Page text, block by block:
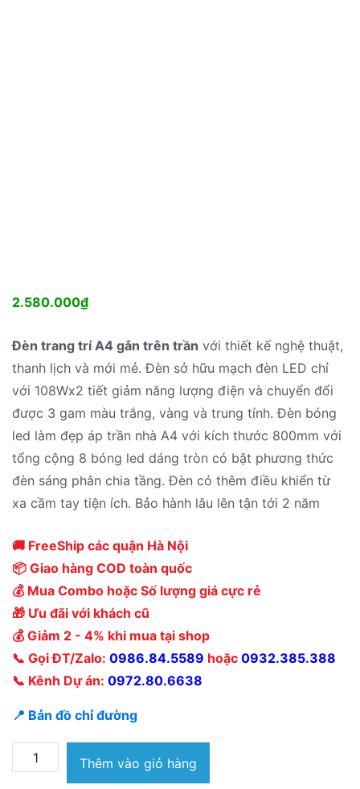
2.580.000₫
Đèn trang trí A4 gắn trên trần với thiết kế nghệ thuật,
thanh lịch và mới mẻ. Đèn sở hữu mạch đèn LED chỉ
với 108Wx2 tiết giảm năng lượng điện và chuyển đổi
được 3 gam màu trắng, vàng và trung tính. Đèn bóng
led làm đẹp áp trần nhà A4 với kích thước 800mm với
tổng cộng 8 bóng led dáng tròn có bật phương thức
đèn sáng phân chia tầng. Đèn có thêm điều khiển từ
xa cầm tay tiện ích. Bảo hành lâu lên tận tới 2 năm
🚚 FreeShip các quận Hà Nội
📦 Giao hàng COD toàn quốc
💰 Mua Combo hoặc Số lượng giá cực rẻ
🎁 Ưu đãi với khách cũ
💰 Giảm 2 - 4% khi mua tại shop
📞 Gọi ĐT/Zalo: 0986.84.5589 hoặc 0932.385.388
📞 Kênh Dự án: 0972.80.6638
📍 Bản đồ chỉ đường
Đèn
trang
Thêm vào giỏ hàng